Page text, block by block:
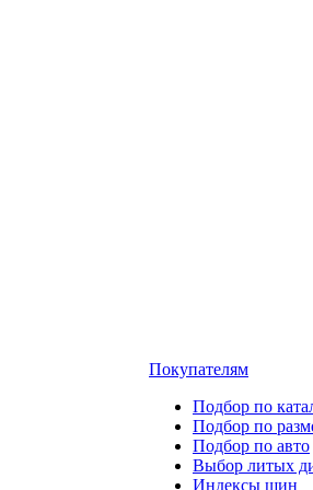
Покупателям
Подбор по
Подбор по
Подбор по авто
Выбор литых
Индексы шин